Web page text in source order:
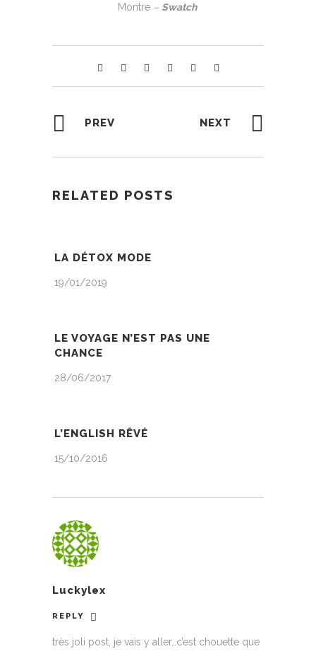
Montre– Swatch
PREV NEXT
RELATED POSTS
LA DÉTOX MODE
19/01/2019
LE VOYAGE N’EST PAS UNE
CHANCE
28/06/2017
L’ENGLISH RÊVÉ
15/10/2016
Luckylex
REPLY
très joli post, je vais y aller…c’est chouette que